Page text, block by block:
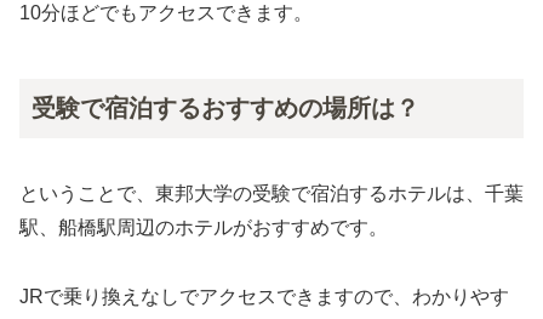
10分ほどでもアクセスできます。
受験で宿泊するおすすめの場所は？
ということで、東邦大学の受験で宿泊するホテルは、千葉
駅、船橋駅周辺のホテルがおすすめです。
JRで乗り換えなしでアクセスできますので、わかりやす